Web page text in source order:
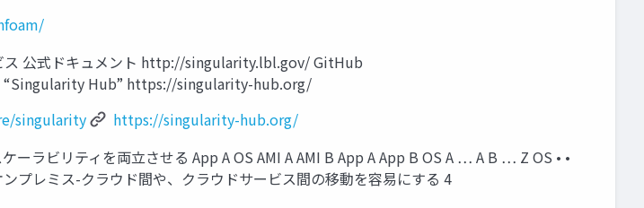
ス 公式ドキュメント http://singularity.lbl.gov/ GitHub
Hub” https://singularity-hub.org/
singularity
https://singularity-hub.org/
ラビリティを両立させる App A OS AMI A AMI B App A App B OS A … A B … Z OS • •
プレミス-クラウド間や、クラウドサービス間の移動を容易にする 4